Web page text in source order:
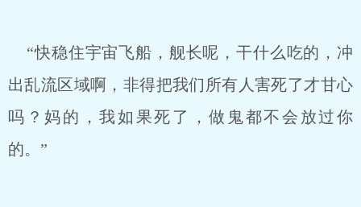
“快稳住宇宙飞船，舰长呢，干什么吃的，冲
出乱流区域啊，非得把我们所有人害死了才甘心
吗？妈的，我如果死了，做鬼都不会放过你
的。”